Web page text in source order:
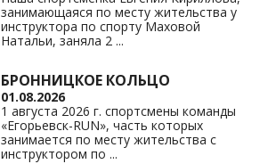
занимающаяся по месту жительства у
инструктора по спорту Маховой
Натальи, заняла 2 ...
БРОННИЦКОЕ КОЛЬЦО
01.08.2026
1 августа 2026 г. спортсмены команды
«Егорьевск-RUN», часть которых
занимается по месту жительства с
инструктором по ...